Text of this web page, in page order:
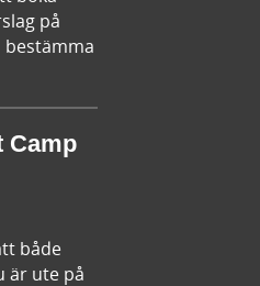
på
Camp
både
är ute på